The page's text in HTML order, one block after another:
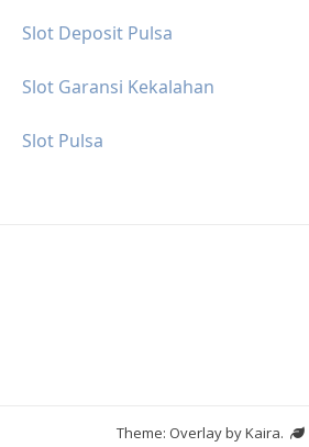
Slot Deposit Pulsa
Slot Garansi Kekalahan
Slot Pulsa
Theme: Overlay byKaira.